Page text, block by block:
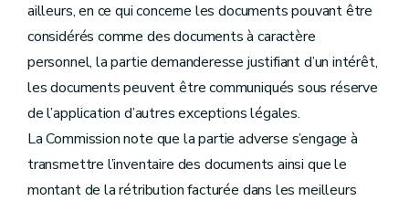
ailleurs, en ce qui concerne les documents pouvant être
considérés comme des documents à caractère
personnel, la partie demanderesse justifiant d’un intérêt,
les documents peuvent être communiqués sous réserve
de l’application d’autres exceptions légales.
La Commission note que la partie adverse s’engage à
transmettre l’inventaire des documents ainsi que le
montant de la rétribution facturée dans les meilleurs